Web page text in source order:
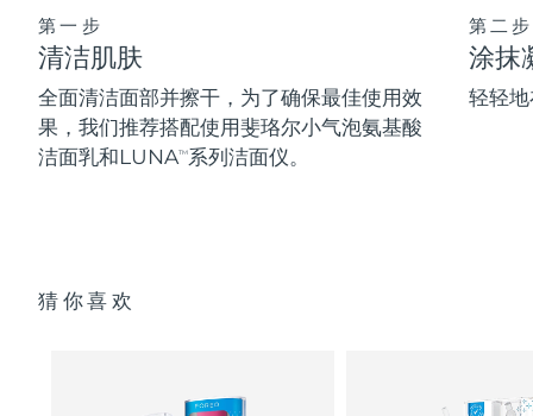
第一步
清洁肌肤
全面清洁面部并擦干，为了确保最佳使用效
果，我们推荐搭配使用斐珞尔小气泡氨基酸
洁面乳和LUNATM系列洁面仪。
第二步
涂抹
轻轻
猜你喜欢